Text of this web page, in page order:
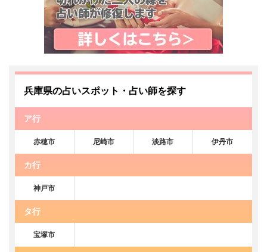
兵庫県の占いスポット・占い師を探す
ア行
赤穂市 尼崎市 淡路市 伊丹市
カ行
神戸市
タ行
宝塚市